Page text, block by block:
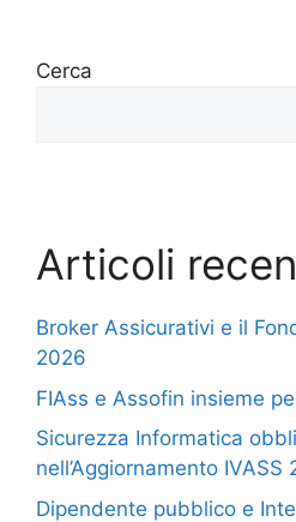
Cerca
Articoli
Broker Assicurativi e il
2026
FIAss e Assofin insieme
Sicurezza Informatica
nell’Aggiornamento IVASS
Dipendente pubblico e